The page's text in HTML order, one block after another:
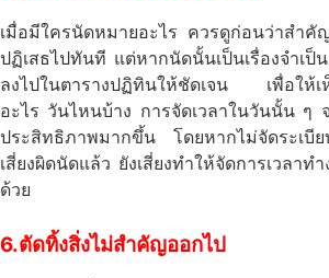
เมื่อมีใครนัดหมายอะไร ควรดูก่อนว่าสำ
ปฏิเสธไปทันที แต่หากนัดนั้นเป็นเรื่องจำเป็
ลงไปในตารางปฏิทินให้ชัดเจน เพื่อให้เ
อะไร วันไหนบ้าง การจัดเวลาในวันนั้น ๆ
ประสิทธิภาพมากขึ้น โดยหากไม่จัดระเบี
เสี่ยงผิดนัดแล้ว ยังเสี่ยงทำให้จัดการเวลา
ด้วย
6.ตัดทิ้งสิ่งไม่สำคัญออกไป